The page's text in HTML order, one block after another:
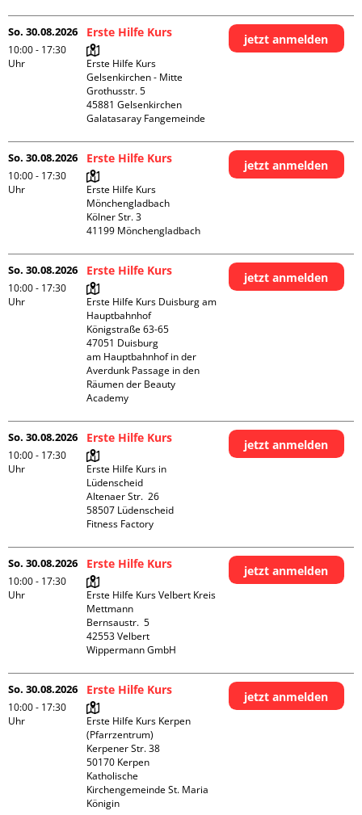
So. 30.08.2026
10:00 - 17:30
Uhr
Erste Hilfe Kurs
Erste Hilfe Kurs
Gelsenkirchen - Mitte
Grothusstr. 5
45881 Gelsenkirchen
Galatasaray Fangemeinde
jetzt anmelden
So. 30.08.2026
10:00 - 17:30
Uhr
Erste Hilfe Kurs
Erste Hilfe Kurs
Mönchengladbach
Kölner Str. 3
jetzt anmelden
So. 30.08.2026
10:00 - 17:30
Uhr
Erste Hilfe Kurs
Erste Hilfe Kurs Duisburg am
Hauptbahnhof
Königstraße 63-65
47051 Duisburg
am Hauptbahnhof in der
Averdunk Passage in den
Räumen der Beauty
Academy
jetzt anmelden
So. 30.08.2026
10:00 - 17:30
Uhr
Erste Hilfe Kurs
Erste Hilfe Kurs in
Lüdenscheid
Altenaer Str.  26
58507 Lüdenscheid
Fitness Factory
jetzt anmelden
So. 30.08.2026
10:00 - 17:30
Uhr
Erste Hilfe Kurs
Erste Hilfe Kurs Velbert Kreis
Mettmann
Bernsaustr.  5
42553 Velbert
Wippermann GmbH
jetzt anmelden
So. 30.08.2026
10:00 - 17:30
Uhr
Erste Hilfe Kurs
Erste Hilfe Kurs Kerpen
(Pfarrzentrum)
Kerpener Str. 38
50170 Kerpen
Katholische
Kirchengemeinde St. Maria
Königin
jetzt anmelden